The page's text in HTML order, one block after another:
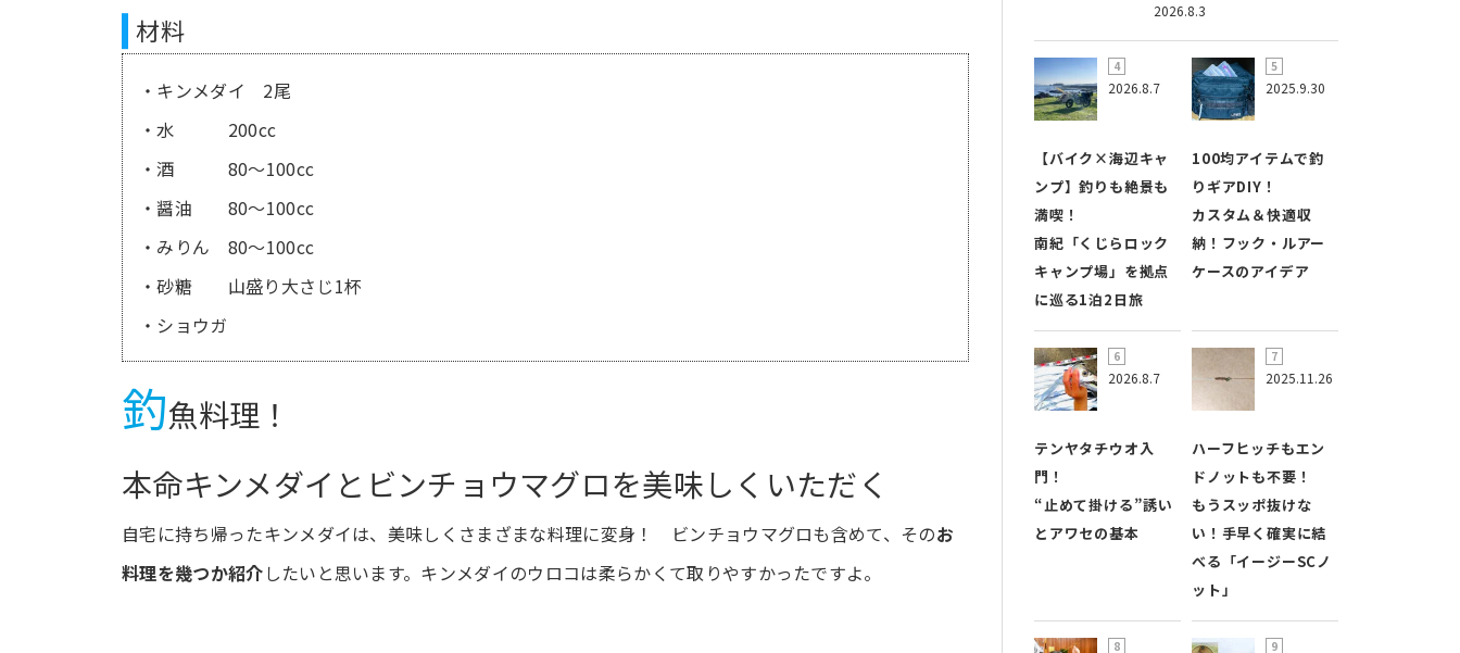
材料
・キンメダイ 2尾
・水 200cc
・酒 80～100cc
・醤油 80～100cc
・みりん 80～100cc
・砂糖 山盛り大さじ1杯
・ショウガ
釣魚料理！
本命キンメダイとビンチョウマグロを美味しくいただく
自宅に持ち帰ったキンメダイは、美味しくさまざまな料理に変身！ ビンチョウマグロも含めて、そのお
料理を幾つか紹介したいと思います。キンメダイのウロコは柔らかくて取りやすかったですよ。
2026.8.3
2026.8.7
【バイク×海辺キャ
ンプ】釣りも絶景も
満喫！
南紀「くじらロック
キャンプ場」を拠点
に巡る1泊2日旅
2025.9.30
100均アイテムで釣
りギアDIY！
カスタム＆快適収
納！フック・ルアー
ケースのアイデア
2026.8.7
テンヤタチウオ入
門！
“止めて掛ける”誘い
とアワセの基本
2025.11.26
ハーフヒッチもエン
ドノットも不要！
もうスッポ抜けな
い！手早く確実に結
べる「イージーSCノ
ット」